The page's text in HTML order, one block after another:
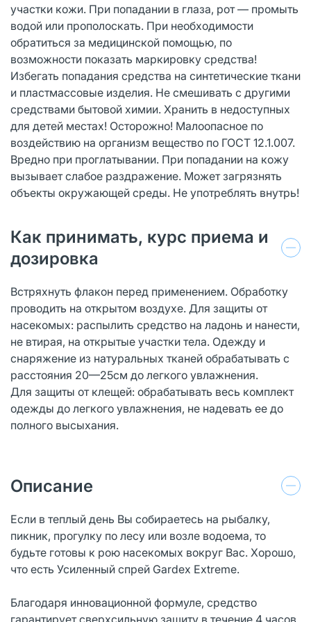
участки кожи. При попадании в глаза, рот — промыть
водой или прополоскать. При необходимости
обратиться за медицинской помощью, по
возможности показать маркировку средства!
Избегать попадания средства на синтетические ткани
и пластмассовые изделия. Не смешивать с другими
средствами бытовой химии. Хранить в недоступных
для детей местах! Осторожно! Малоопасное по
воздействию на организм вещество по ГОСТ 12.1.007.
Вредно при проглатывании. При попадании на кожу
вызывает слабое раздражение. Может загрязнять
объекты окружающей среды. Не употреблять внутрь!
Как принимать, курс приема и
дозировка
Встряхнуть флакон перед применением. Обработку
проводить на открытом воздухе. Для защиты от
насекомых: распылить средство на ладонь и нанести,
не втирая, на открытые участки тела. Одежду и
снаряжение из натуральных тканей обрабатывать с
расстояния 20—25см до легкого увлажнения.
Для защиты от клещей: обрабатывать весь комплект
одежды до легкого увлажнения, не надевать ее до
полного высыхания.
Описание
Если в теплый день Вы собираетесь на рыбалку,
пикник, прогулку по лесу или возле водоема, то
будьте готовы к рою насекомых вокруг Вас. Хорошо,
что есть Усиленный спрей Gardex Extreme.
Благодаря инновационной формуле, средство
гарантирует сверхсильную защиту в течение 4 часов